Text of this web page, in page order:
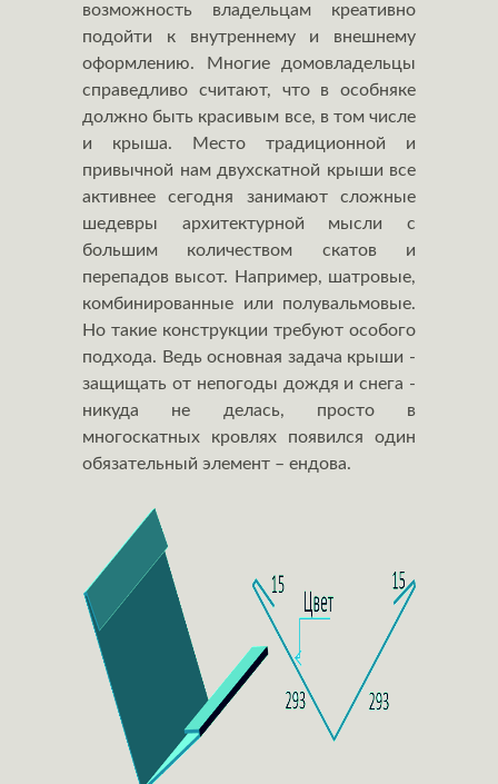
возможность владельцам креативно
подойти к внутреннему и внешнему
оформлению. Многие домовладельцы
справедливо считают, что в особняке
должно быть красивым все, в том числе
и крыша. Место традиционной и
привычной нам двухскатной крыши все
активнее сегодня занимают сложные
шедевры архитектурной мысли с
большим количеством скатов и
перепадов высот. Например, шатровые,
комбинированные или полувальмовые.
Но такие конструкции требуют особого
подхода. Ведь основная задача крыши -
защищать от непогоды дождя и снега -
никуда не делась, просто в
многоскатных кровлях появился один
обязательный элемент – ендова.